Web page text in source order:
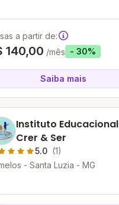
a partir de:
140,00 /mês - 30%
Saiba mais
Instituto Educacional
Crer & Ser
5.0 (1)
- Santa Luzia - MG